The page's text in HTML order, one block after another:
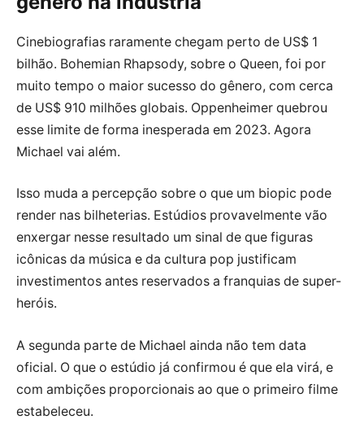
Cinebiografias raramente chegam perto de US$ 1
bilhão. Bohemian Rhapsody, sobre o Queen, foi por
muito tempo o maior sucesso do gênero, com cerca
de US$ 910 milhões globais. Oppenheimer quebrou
esse limite de forma inesperada em 2023. Agora
Michael vai além.
Isso muda a percepção sobre o que um biopic pode
render nas bilheterias. Estúdios provavelmente vão
enxergar nesse resultado um sinal de que figuras
icônicas da música e da cultura pop justificam
investimentos antes reservados a franquias de super-
heróis.
A segunda parte de Michael ainda não tem data
oficial. O que o estúdio já confirmou é que ela virá, e
com ambições proporcionais ao que o primeiro filme
estabeleceu.